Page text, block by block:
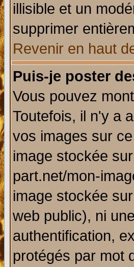
illisible et un
supprimer
Revenir en haut
Puis-je poster
Vous pouvez
Toutefois, il n'y a
vos images sur
image stockée
part.net/mon-
image stockée
web public), ni
authentification,
protégés par mot